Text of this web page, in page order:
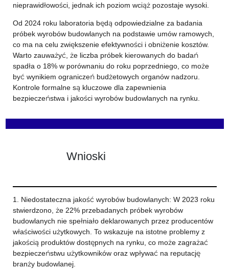
nieprawidłowości, jednak ich poziom wciąż pozostaje wysoki.
Od 2024 roku laboratoria będą odpowiedzialne za badania
próbek wyrobów budowlanych na podstawie umów ramowych,
co ma na celu zwiększenie efektywności i obniżenie kosztów.
Warto zauważyć, że liczba próbek kierowanych do badań
spadła o 18% w porównaniu do roku poprzedniego, co może
być wynikiem ograniczeń budżetowych organów nadzoru.
Kontrole formalne są kluczowe dla zapewnienia
bezpieczeństwa i jakości wyrobów budowlanych na rynku.
Wnioski
1. Niedostateczna jakość wyrobów budowlanych: W 2023 roku
stwierdzono, że 22% przebadanych próbek wyrobów
budowlanych nie spełniało deklarowanych przez producentów
właściwości użytkowych. To wskazuje na istotne problemy z
jakością produktów dostępnych na rynku, co może zagrażać
bezpieczeństwu użytkowników oraz wpływać na reputację
branży budowlanej.